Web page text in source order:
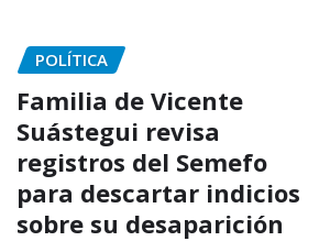
POLÍTICA
Familia de Vicente
Suástegui revisa
registros del Semefo
para descartar indicios
sobre su desaparición